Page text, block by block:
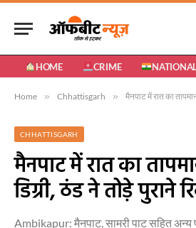
HOME CRIME
Home » Chhattisgarh » मैनपाट में रात का तापमान
CHHATTISGARH
मैनपाट में रात का
डिग्री, ठंड ने तोड़े पुराने
Ambikapur: मैनपाट, सामरी पाट सहित अन्य